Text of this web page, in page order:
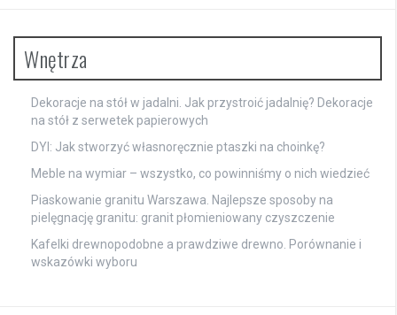
Wnętrza
Dekoracje na stół w jadalni. Jak przystroić jadalnię? Dekoracje
na stół z serwetek papierowych
DYI: Jak stworzyć własnoręcznie ptaszki na choinkę?
Meble na wymiar – wszystko, co powinniśmy o nich wiedzieć
Piaskowanie granitu Warszawa. Najlepsze sposoby na
pielęgnację granitu: granit płomieniowany czyszczenie
Kafelki drewnopodobne a prawdziwe drewno. Porównanie i
wskazówki wyboru